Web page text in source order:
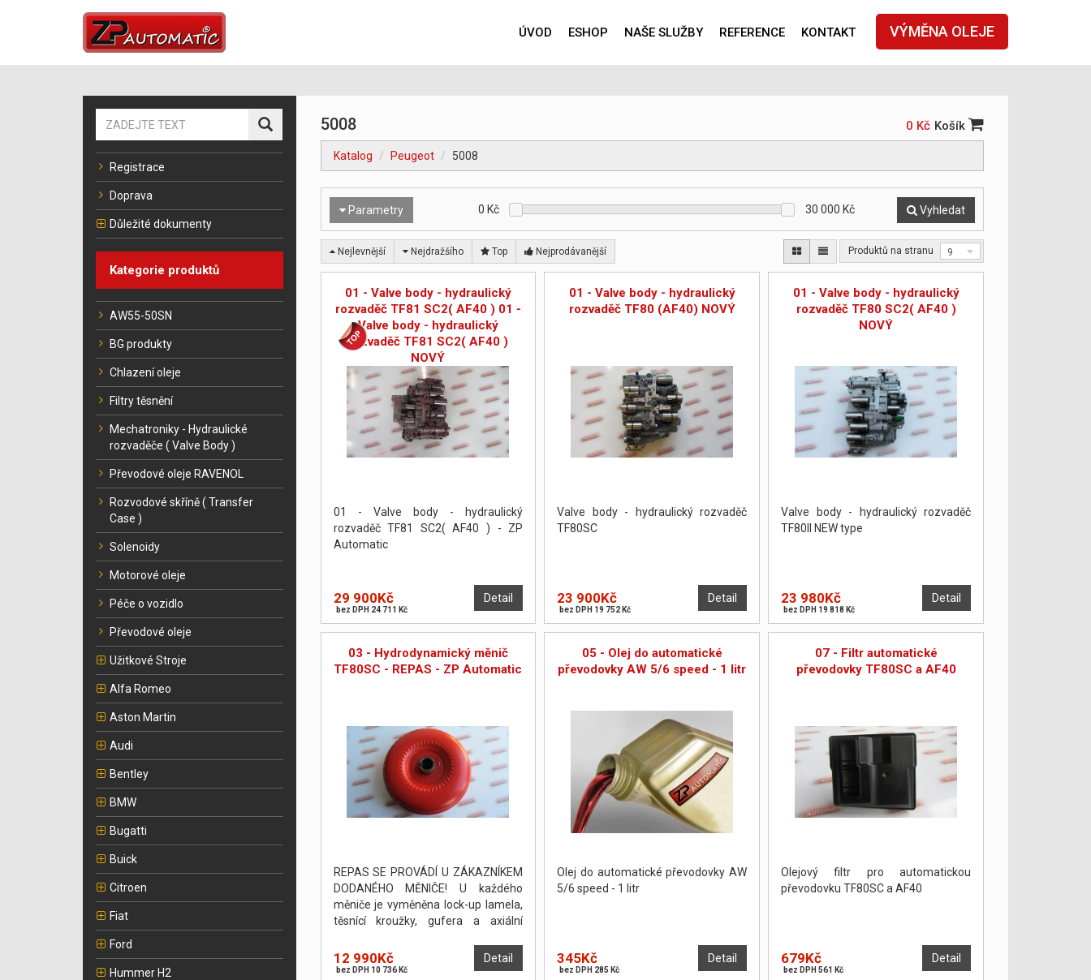
VÝMĚNA OLEJE
ÚVOD ESHOP NAŠE SLUŽBY REFERENCE KONTAKT
Registrace
Doprava
Důležité dokumenty
Kategorie produktů
AW55-50SN
BG produkty
Chlazení oleje
Filtry těsnění
Mechatroniky - Hydraulické
rozvaděče ( Valve Body )
Převodové oleje RAVENOL
Rozvodové skříně ( Transfer
Case )
Solenoidy
Motorové oleje
Péče o vozidlo
Převodové oleje
Užitkové Stroje
Alfa Romeo
Aston Martin
Audi
Bentley
BMW
Bugatti
Buick
Citroen
Fiat
Ford
Hummer H2
5008 0 Kč Košík
Katalog Peugeot 5008
Parametry 0 Kč 30 000 Kč Vyhledat
Nejlevnější Nejdražšího Top Nejprodávanější Produktů na stranu 9
01 - Valve body - hydraulický
rozvaděč TF81 SC2( AF40 ) 01 -
Valve body - hydraulický
rozvaděč TF81 SC2( AF40 )
NOVÝ
01 - Valve body - hydraulický
rozvaděč TF81 SC2( AF40 ) - ZP
Automatic
Detail
29 900Kč
bez DPH 24 711 Kč
01 - Valve body - hydraulický
rozvaděč TF80 (AF40) NOVÝ
Valve body - hydraulický rozvaděč
TF80SC
Detail
23 900Kč
bez DPH 19 752 Kč
01 - Valve body - hydraulický
rozvaděč TF80 SC2( AF40 )
NOVÝ
Valve body - hydraulický rozvaděč
TF80II NEW type
Detail
23 980Kč
bez DPH 19 818 Kč
03 - Hydrodynamický měnič
TF80SC - REPAS - ZP Automatic
REPAS SE PROVÁDÍ U ZÁKAZNÍKEM
DODANÉHO MĚNIČE! U každého
měniče je vyměněna lock-up lamela,
těsnící kroužky, gufera a axiální
vyvážen. PO DOHODĚ JE MOŽNO
PROVÉST OPRAVU NA POČKÁNÍ.
Detail
12 990Kč
bez DPH 10 736 Kč
05 - Olej do automatické
převodovky AW 5/6 speed - 1 litr
Olej do automatické převodovky AW
5/6 speed - 1 litr
Detail
345Kč
bez DPH 285 Kč
07 - Filtr automatické
převodovky TF80SC a AF40
Olejový filtr pro automatickou
převodovku TF80SC a AF40
Detail
679Kč
bez DPH 561 Kč